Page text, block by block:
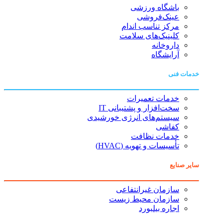
باشگاه ورزشی
عینک‌فروشی
مرکز تناسب اندام
کلینیک‌های سلامت
داروخانه
آرایشگاه
خدمات فنی
خدمات تعمیرات
سخت‌افزار و پشتیبانی IT
سیستم‌های انرژی خورشیدی
کفاشی
خدمات نظافت
تأسیسات و تهویه (HVAC)
سایر صنایع
سازمان غیرانتفاعی
سازمان محیط زیست
اجاره بیلبورد